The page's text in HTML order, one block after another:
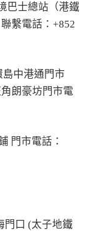
巴士總站（港鐵
繫電話：+852
中港通門市
朗豪坊門市電
門市電話：
門口 (太子地鐵